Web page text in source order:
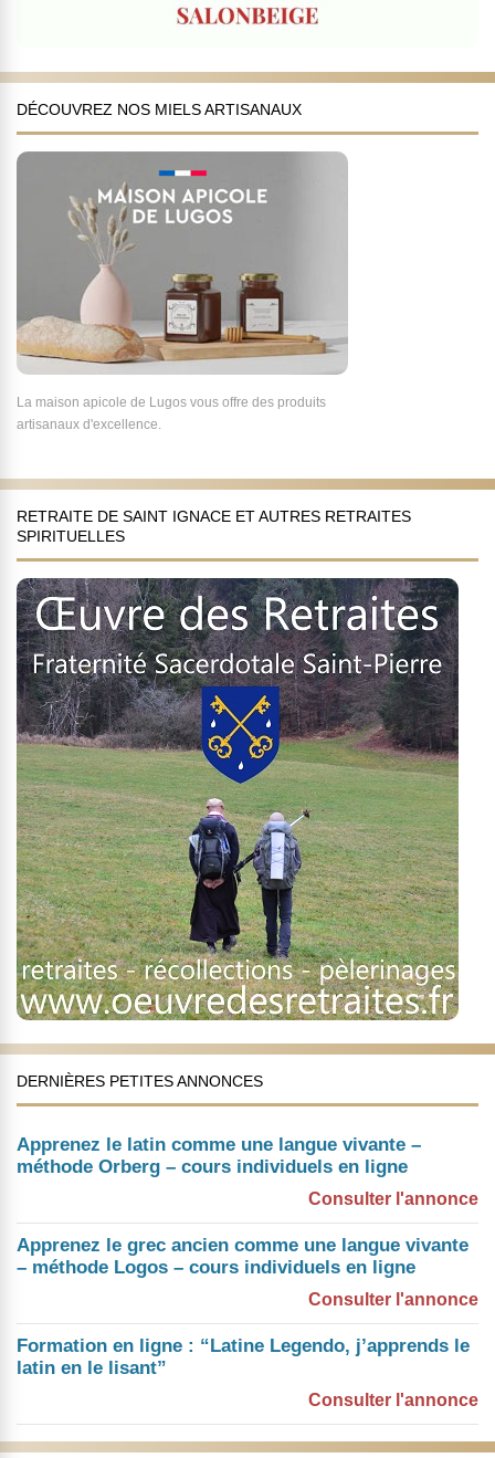
DÉCOUVREZ NOS MIELS ARTISANAUX
La maison apicole de Lugos vous offre des produits
artisanaux d'excellence.
RETRAITE DE SAINT IGNACE ET AUTRES RETRAITES
SPIRITUELLES
DERNIÈRES PETITES ANNONCES
Apprenez le latin comme une langue vivante –
méthode Orberg – cours individuels en ligne
Consulter l'annonce
Apprenez le grec ancien comme une langue vivante
– méthode Logos – cours individuels en ligne
Consulter l'annonce
Formation en ligne : “Latine Legendo, j’apprends le
latin en le lisant”
Consulter l'annonce